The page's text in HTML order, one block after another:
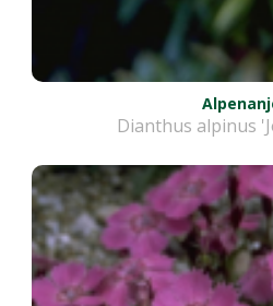
Dianthus alpinus